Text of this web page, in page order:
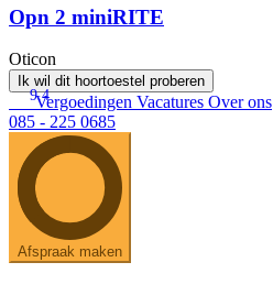
Opn 2 miniRITE
Oticon
Ik wil dit hoortoestel proberen
9.4
Vergoedingen Vacatures Over ons
085 - 225 0685
Afspraak maken